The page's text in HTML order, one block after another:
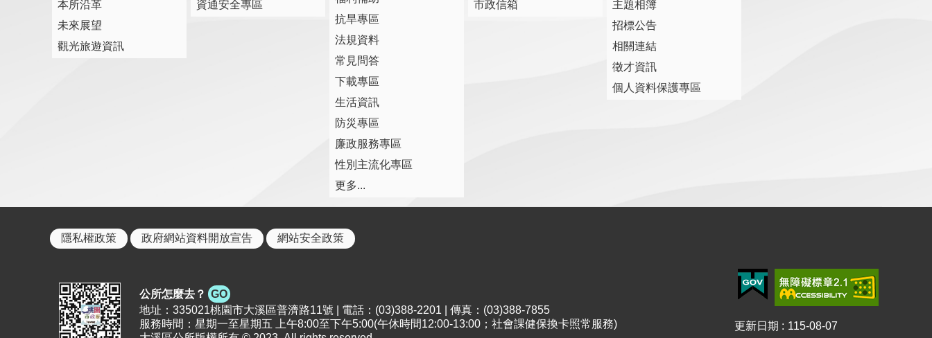
本所沿革
未來展望
觀光旅遊資訊
資通安全專區
抗旱專區
法規資料
常見問答
下載專區
生活資訊
防災專區
廉政服務專區
性別主流化專區
更多...
市政信箱
主題相簿
招標公告
相關連結
徵才資訊
個人資料保護專區
隱私權政策 政府網站資料開放宣告 網站安全政策
公所怎麼去？
GO
地址：335021桃園市大溪區普濟路11號 | 電話：(03)388-2201 | 傳真：(03)388-7855
服務時間：星期一至星期五 上午8:00至下午5:00(午休時間12:00-13:00；社會課健保換卡照常服務)
更新日期 115-08-07